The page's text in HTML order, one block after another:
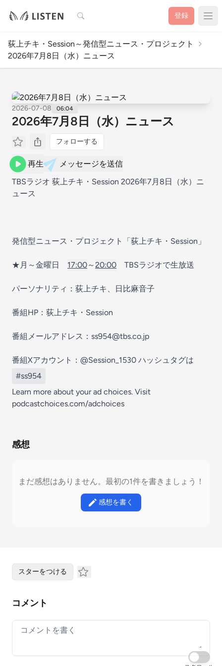
検索 登録
荻上チキ・Session～発信型ニュース・プロジェクト
2026年7月8日（水）ニュース
2026-07-08 06:04
2026年7月8日（水）ニュース
フォローする
再生
メッセージを送信
TBSラジオ 荻上チキ・Session 2026年7月8日（水）ニ
ュース
発信型ニュース・プロジェクト「荻上チキ・Session」
★月～金曜日 17:00～20:00 TBSラジオで生放送
パーソナリティ：荻上チキ、日比麻音子
番組HP：荻上チキ・Session
番組メールアドレス：ss954@tbs.co.jp
番組Xアカウント：@Session_1530 ハッシュタグは
#ss954
Learn more about your ad choices. Visit
podcastchoices.com/adchoices
感想
まだ感想はありません。最初の1件を書きましょう！
感想を書く
スターをつける
コメント
Your comment